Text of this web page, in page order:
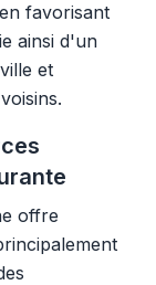
favorisant
ainsi d'un
et
offre